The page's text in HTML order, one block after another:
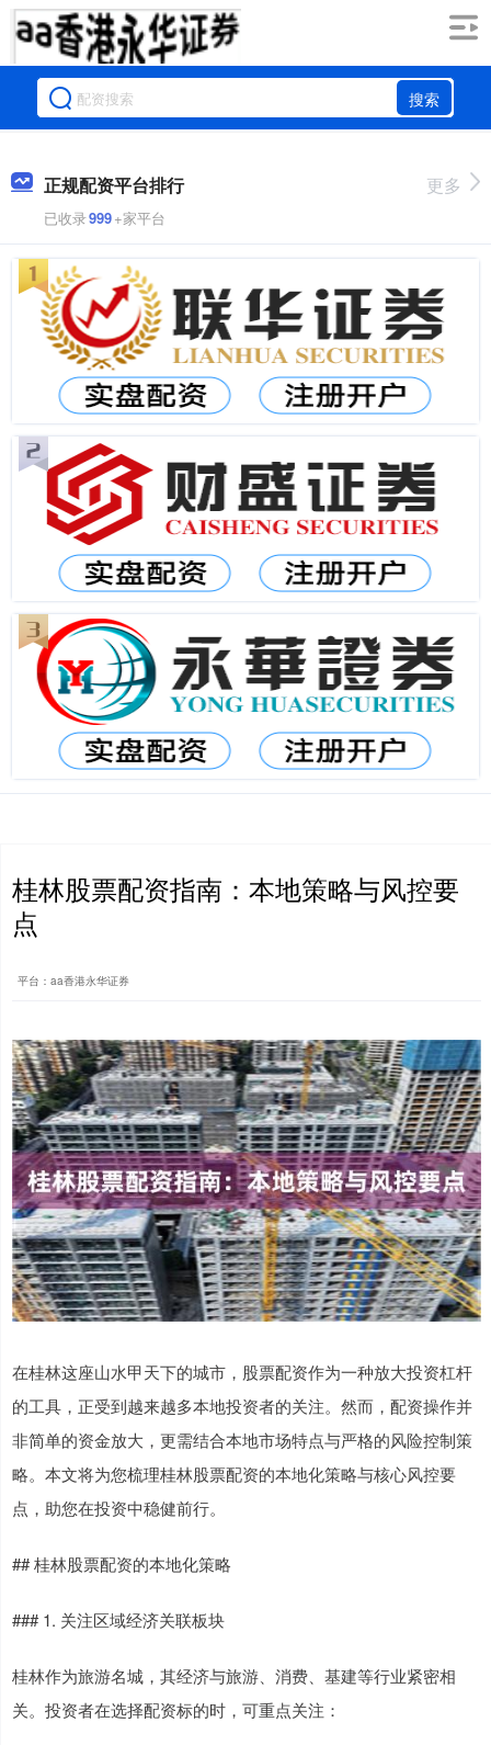
搜索
正规配资平台排行
已收录999+家平台
更多
桂林股票配资指南：本地策略与风控要
点
平台：aa香港永华证券
在桂林这座山水甲天下的城市，股票配资作为一种放大投资杠杆
的工具，正受到越来越多本地投资者的关注。然而，配资操作并
非简单的资金放大，更需结合本地市场特点与严格的风险控制策
略。本文将为您梳理桂林股票配资的本地化策略与核心风控要
点，助您在投资中稳健前行。
## 桂林股票配资的本地化策略
### 1. 关注区域经济关联板块
桂林作为旅游名城，其经济与旅游、消费、基建等行业紧密相
关。投资者在选择配资标的时，可重点关注：